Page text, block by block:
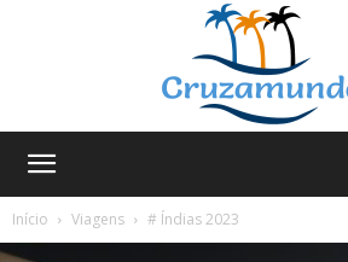
Início
Viagens # Índias 2023